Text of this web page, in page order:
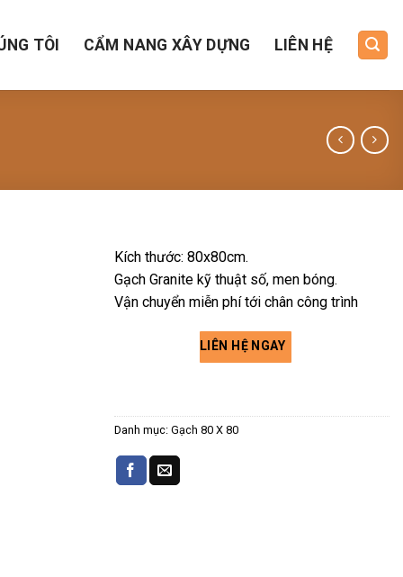
TÔI CẨM NANG XÂY DỰNG LIÊN HỆ
Kích thước: 80x80cm.
Gạch Granite kỹ thuật số, men bóng.
Vận chuyển miễn phí tới chân công trình
LIÊN HỆ NGAY
Danh mục: Gạch 80 X 80